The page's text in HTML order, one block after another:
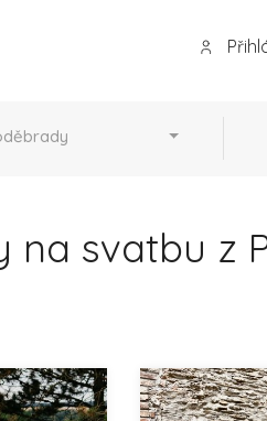
na svatbu z